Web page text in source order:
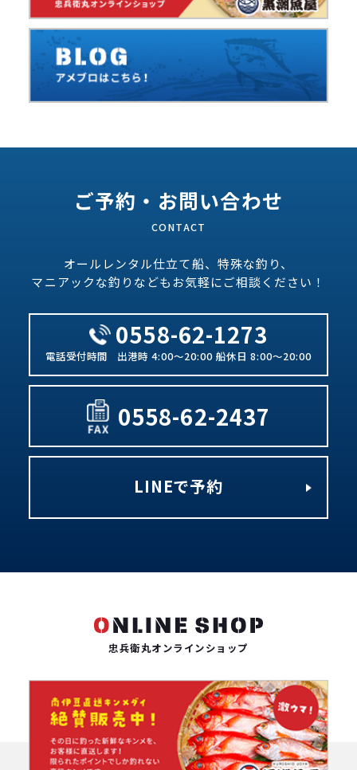
ご予約・お問い合わせ
オールレンタル仕立て船、特殊な釣り、
マニアックな釣りなどもお気軽にご相談ください！
0558-62-1273
出港時 4:00～20:00 船休日 8:00～20:00
0558-62-2437
LINEで予約